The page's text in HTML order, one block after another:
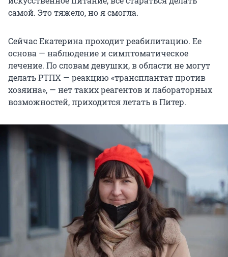
самой. Это тяжело, но я смогла.
Сейчас Екатерина проходит реабилитацию. Ее
основа — наблюдение и симптоматическое
лечение. По словам девушки, в области не могут
делать РТПХ — реакцию «трансплантат против
хозяина», — нет таких реагентов и лабораторных
возможностей, приходится летать в Питер.